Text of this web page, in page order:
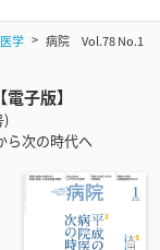
医学 病院 Vol.78 No.1
子版】
)
次の時代へ